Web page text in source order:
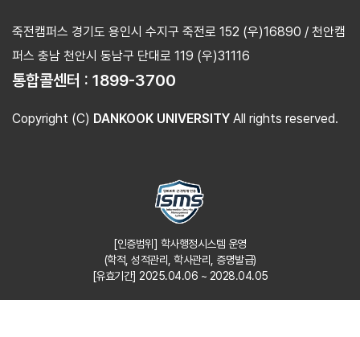
죽전캠퍼스 경기도 용인시 수지구 죽전로 152 (우)16890 / 천안캠
퍼스 충남 천안시 동남구 단대로 119 (우)31116
통합콜센터 : 1899-3700
Copyright (C) DANKOOK UNIVERSITY All rights reserved.
[인증범위] 학사행정시스템 운영
(학적, 성적관리, 학사관리, 증명발급)
[유효기간] 2025.04.06 ~ 2028.04.05